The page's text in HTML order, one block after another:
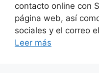
contacto online con
página web, así
sociales y el correo
Leer más